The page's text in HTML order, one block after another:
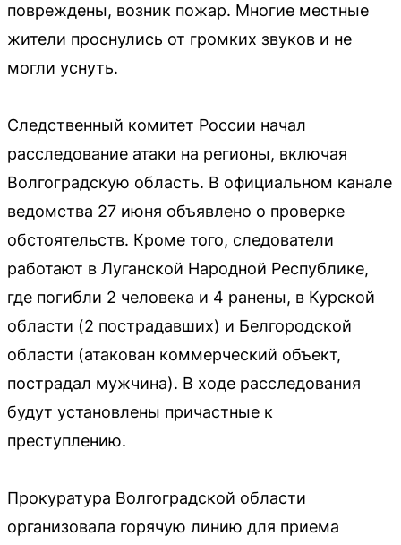
повреждены, возник пожар. Многие местные
жители проснулись от громких звуков и не
могли уснуть.
Следственный комитет России начал
расследование атаки на регионы, включая
Волгоградскую область. В официальном канале
ведомства 27 июня объявлено о проверке
обстоятельств. Кроме того, следователи
работают в Луганской Народной Республике,
где погибли 2 человека и 4 ранены, в Курской
области (2 пострадавших) и Белгородской
области (атакован коммерческий объект,
пострадал мужчина). В ходе расследования
будут установлены причастные к
преступлению.
Прокуратура Волгоградской области
организовала горячую линию для приема